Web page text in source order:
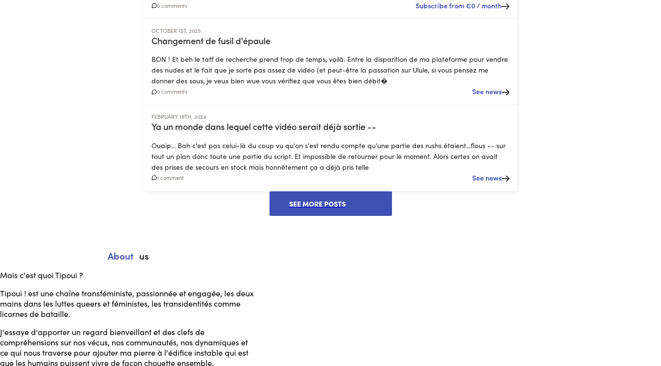
0 comments Subscribe from€0 / month
OCTOBER 1ST, 2025
Changement de fusil d'épaule
BON ! Et beh le taff de recherche prend trop de temps, voilà. Entre la disparition de ma plateforme pour vendre
des nudes et le fait que je sorte pas assez de vidéo (et peut-être la passation sur Ulule, si vous pensez me
donner des sous, je veux bien wue vous vérifiez que vous êtes bien débit�
0 comments See news
FEBRUARY 19TH, 2024
Ya un monde dans lequel cette vidéo serait déjà sortie --
Ouaip... Bah c'est pas celui-là du coup vu qu'on s'est rendu compte qu'une partie des rushs étaient...flous -- sur
tout un plan donc toute une partie du script. Et impossible de retourner pour le moment. Alors certes on avait
des prises de secours en stock mais honnêtement ça a déjà pris telle
1 comment See news
SEE MORE POSTS
About us
Mais c'est quoi Tipoui ?
Tipoui ! est une chaîne transféministe, passionnée et engagée, les deux
mains dans les luttes queers et féministes, les transidentités comme
licornes de bataille.
J'essaye d'apporter un regard bienveillant et des clefs de
compréhensions sur nos vécus, nos communautés, nos dynamiques et
ce qui nous traverse pour ajouter ma pierre à l'édifice instable qui est
que les humains puissent vivre de façon chouette ensemble.